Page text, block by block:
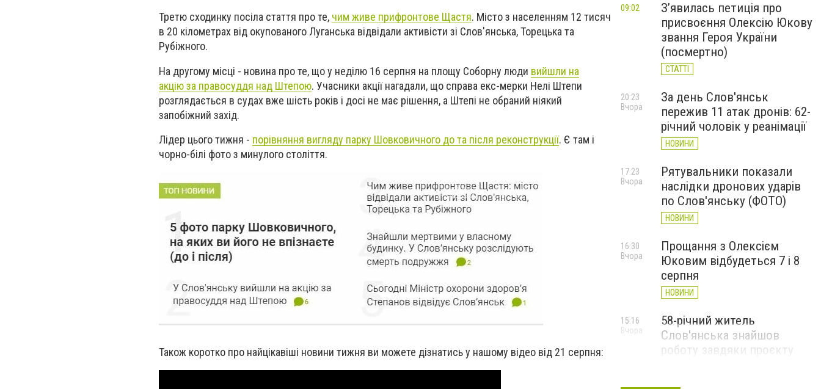
Третю сходинку посіла стаття про те, чим живе прифронтове Щастя. Містоз населенням 12 тисяч
в 20 кілометрах від окупованого Луганська відвідали активісти зі Слов'янська, Торецька та
Рубіжного.
На другому місці - новина про те, що у неділю 16 серпня на площу Соборну люди вийшли на
акцію за правосуддя над Штепою. Учасники акції нагадали, що справа екс-мерки Нелі Штепи
розглядається в судах вже шість років і досі не має рішення, а Штепі не обраний ніякий
запобіжний захід.
Лідер цього тижня - порівняння вигляду парку Шовковичного до та після реконструкції. Є там і
чорно-білі фото з минулого століття.
Також коротко про найцікавіші новини тижня ви можете дізнатись у нашому відео від 21 серпня:
З’явилась петиція про
присвоєння Олексію Юкову
звання Героя України
(посмертно)
СТАТТІ
09:02
За день Слов'янськ
пережив 11 атак дронів: 62-
річний чоловік у реанімації
НОВИНИ
20:23
Вчора
Рятувальники показали
наслідки дронових ударів
по Слов'янську (ФОТО)
НОВИНИ
17:23
Вчора
Прощання з Олексієм
Юковим відбудеться 7 і 8
серпня
НОВИНИ
16:30
Вчора
58-річний житель
Слов'янська знайшов
роботу завдяки проєкту
15:16
Вчора